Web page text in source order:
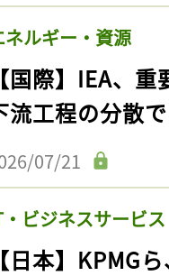
ネルギー・資源
【国際】IEA、
流工程の分散
07/21
・ビジネスサービス
【日本】KPMG